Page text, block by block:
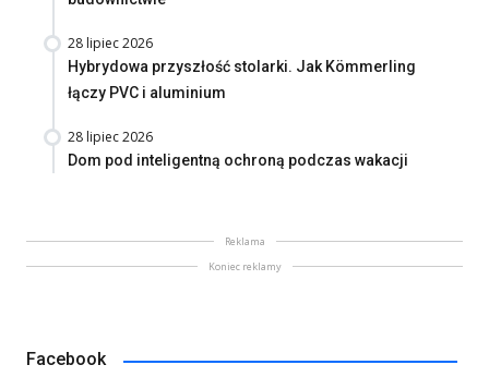
28 lipiec 2026
Hybrydowa przyszłość stolarki. Jak Kömmerling
łączy PVC i aluminium
28 lipiec 2026
Dom pod inteligentną ochroną podczas wakacji
Reklama
Koniec reklamy
Facebook